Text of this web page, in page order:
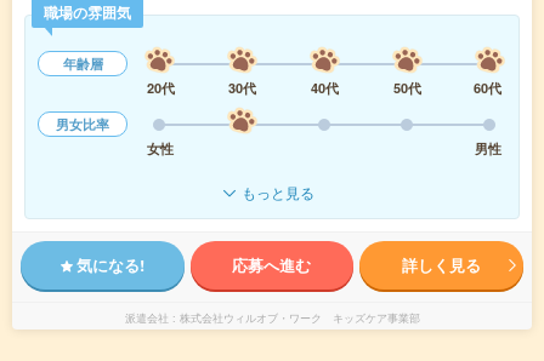
職場の雰囲気
年齢層
20代
30代 40代 50代
60代
男女比率
女性
男性
もっと見る
気になる! 応募へ進む 詳しく見る
派遣会社 株式会社ウィルオブ・ワーク キッズケア事業部